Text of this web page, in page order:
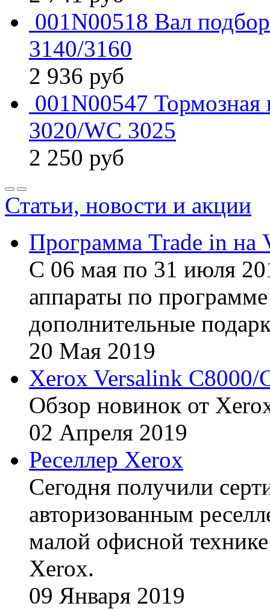
001N00518 Вал
3140/3160
2 936 руб
001N00547
3020/WC 3025
2 250 руб
Статьи, новости и акции
Программа Trade in на
С 06 мая по 31 июля
аппараты по
дополнительные
20 Мая 2019
Xerox Versalink C8000/
Обзор новинок от
02 Апреля 2019
Реселлер Xerox
Сегодня получили
авторизованным
малой офисной
Xerox.
09 Января 2019